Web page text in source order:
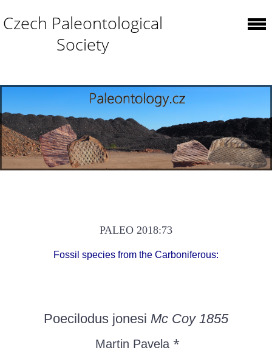
Czech Paleontological
Society
PALEO 2018:73
Fossil species from the Carboniferous:
Poecilodus jonesi Mc Coy 1855
Martin Pavela *